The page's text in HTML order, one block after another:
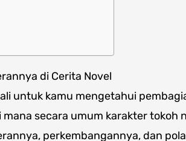
di Cerita Novel
untuk kamu mengetahui
secara umum karakter tokoh
perkembangannya, dan